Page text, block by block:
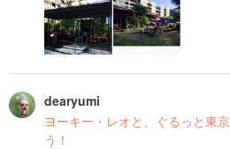
dearyumi
ヨーキー・レオと、ぐるっと東
う！